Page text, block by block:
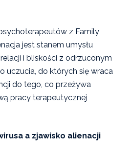
z Family
jest stanem umysłu
i bliskości z odrzuconym
uczucia, do których się wraca
do tego, co przeżywa
pracy terapeutycznej
a zjawisko alienacji